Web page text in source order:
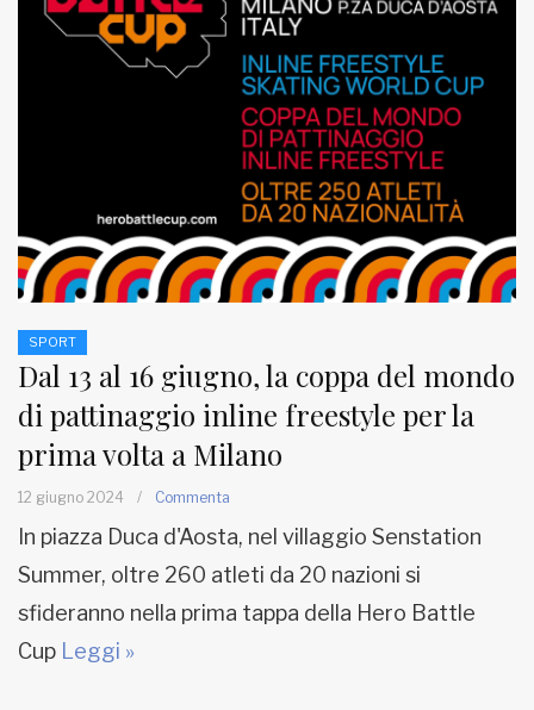
SPORT
Dal 13 al 16 giugno, la coppa del mondo
di pattinaggio inline freestyle per la
prima volta a Milano
12 giugno 2024 / Commenta
In piazza Duca d'Aosta, nel villaggio Senstation
Summer, oltre 260 atleti da 20 nazioni si
sfideranno nella prima tappa della Hero Battle
Cup
Leggi »